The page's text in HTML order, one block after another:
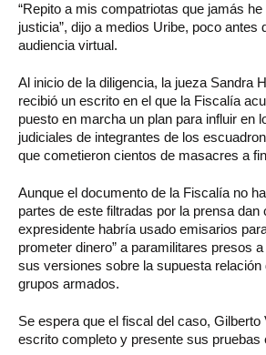
“Repito a mis compatriotas que jamás he
justicia”, dijo a medios Uribe, poco antes
audiencia virtual.
Al inicio de la diligencia, la jueza Sandra
recibió un escrito en el que la Fiscalía
puesto en marcha un plan para influir en
judiciales de integrantes de los
que cometieron cientos de masacres a
Aunque el documento de la Fiscalía no
partes de este filtradas por la prensa dan
expresidente habría usado emisarios
prometer dinero” a paramilitares presos
sus versiones sobre la supuesta
grupos armados.
Se espera que el fiscal del caso, Gilberto
escrito completo y presente sus pruebas